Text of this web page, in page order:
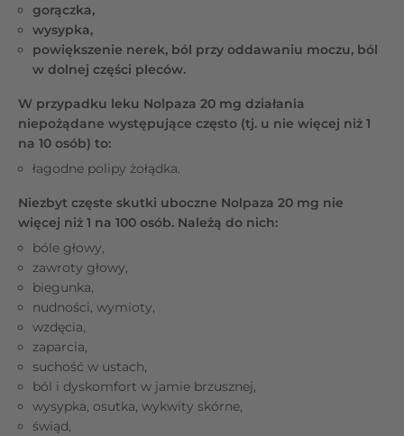
gorączka,
wysypka,
powiększenie nerek, ból przy oddawaniu moczu, ból
w dolnej części pleców.
W przypadku leku Nolpaza 20 mg działania
niepożądane występujące często (tj. u nie więcej niż 1
na 10 osób) to:
łagodne polipy żołądka.
Niezbyt częste skutki uboczne Nolpaza 20 mg nie
więcej niż 1 na 100 osób. Należą do nich:
bóle głowy,
zawroty głowy,
biegunka,
nudności, wymioty,
wzdęcia,
zaparcia,
suchość w ustach,
ból i dyskomfort w jamie brzusznej,
wysypka, osutka, wykwity skórne,
świąd,